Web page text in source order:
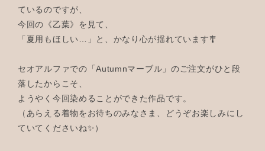
ているのですが、
今回の《乙葉》を見て、
「夏用もほしい…」と、かなり心が揺れています🎐
セオアルファでの「Autumnマーブル」のご注文がひと段
落したからこそ、
ようやく今回染めることができた作品です。
（あらえる着物をお待ちのみなさま、どうぞお楽しみにし
ていてくださいね✨）